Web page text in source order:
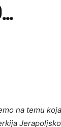
na temu